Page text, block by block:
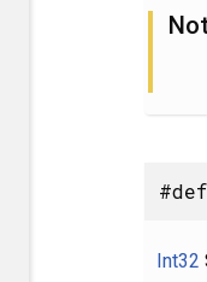
Int32